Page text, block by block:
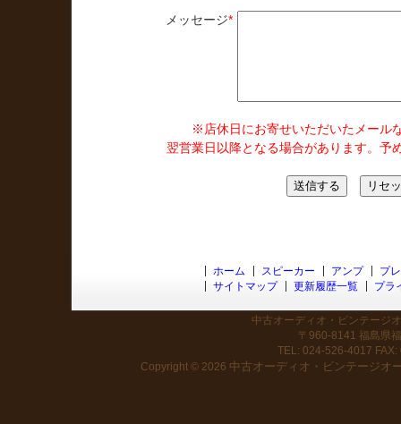
メッセージ*
※店休日にお寄せいただいたメール
翌営業日以降となる場合があります。予
ホーム スピーカー アンプ
プ
サイトマップ
更新履歴一覧 プラ
中古オーディオ・ビンテージ
〒960-8141 福島県
TEL: 024-526-4017
Copyright © 2026 中古オーディオ・ビンテージオ